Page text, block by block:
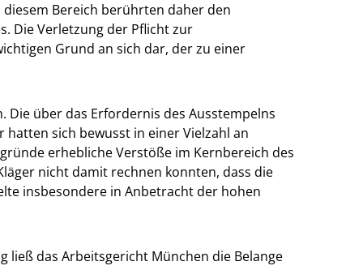
Bereich berührten daher den
Die Verletzung der Pflicht zur
Grund an sich dar, der zu einer
Die über das Erfordernis des Ausstempelns
sich bewusst in einer Vielzahl an
erhebliche Verstöße im Kernbereich des
nicht damit rechnen konnten, dass die
insbesondere in Anbetracht der hohen
ließ das Arbeitsgericht München die Belange